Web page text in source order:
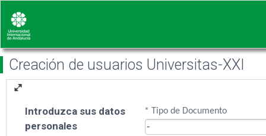
Creación de usuarios Universitas-XXI
Introduzca sus datos
personales
* Tipo de Documento